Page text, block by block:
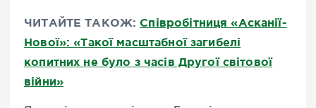
ЧИТАЙТЕ ТАКОЖ: Співробітниця «Асканії-
Нової»: «Такої масштабної загибелі
копитних не було з часів Другої світової
війни»